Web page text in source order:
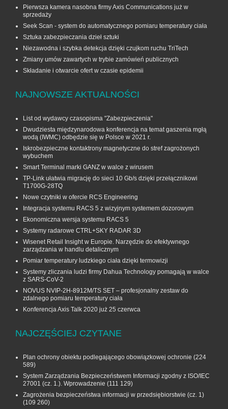
Pierwsza kamera nasobna firmy Axis Communications już w
sprzedaży
Seek Scan - system do automatycznego pomiaru temperatury ciała
Sztuka zabezpieczania dzieł sztuki
Niezawodna i szybka detekcja dzięki czujkom ruchu TriTech
Zmiany umów zawartych w trybie zamówień publicznych
Składanie i otwarcie ofert w czasie epidemii
NAJNOWSZE AKTUALNOŚCI
List od wydawcy czasopisma "Zabezpieczenia"
Dwudziesta międzynarodowa konferencja na temat gaszenia mgłą
wodą (IWMC) odbędzie się w Polsce w 2021 r.
Iskrobezpieczne kontaktrony magnetyczne do stref zagrożonych
wybuchem
Smart Terminal marki GANZ w walce z wirusem
TP-Link ułatwia migrację do sieci 10 Gb/s dzięki przełącznikowi
T1700G‑28TQ
Nowe czytniki w ofercie RCS Engineering
Integracja systemu RACS 5 z wizyjnym systemem dozorowym
Ekonomiczna wersja systemu RACS 5
Systemy radarowe CTRL+SKY RADAR 3D
Wisenet Retail Insight w Europie. Narzędzie do efektywnego
zarządzania w handlu detalicznym
Pomiar temperatury ludzkiego ciała dzięki termowizji
Systemy zliczania ludzi firmy Dahua Technology pomagają w walce
z SARS-CoV-2
NOVUS NVIP-2H-8912M/TS SET – profesjonalny zestaw do
zdalnego pomiaru temperatury ciała
Konferencja Axis Talk 2020 już 25 czerwca
NAJCZĘŚCIEJ CZYTANE
Plan ochrony obiektu podlegającego obowiązkowej ochronie (224
589)
System Zarządzania Bezpieczeństwem Informacji zgodny z ISO/IEC
27001 (cz. 1.). Wprowadzenie (111 129)
Zagrożenia bezpieczeństwa informacji w przedsiębiorstwie (cz. 1)
(109 260)